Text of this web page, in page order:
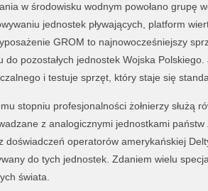
w środowisku wodnym powołano grupę
jednostek pływających, platform
GROM to najnowocześniejszy
do pozostałych jednostek Wojska
i testuje sprzęt, który staje się
stopniu profesjonalności żołnierzy służą
z analogicznymi jednostkami
doświadczeń operatorów amerykańskiej
do tych jednostek. Zdaniem wielu
świata.